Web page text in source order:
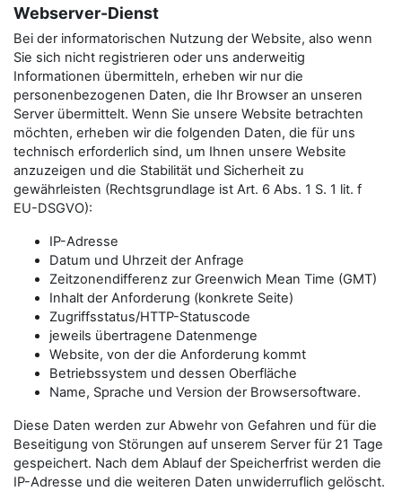
Webserver-Dienst
Bei der informatorischen Nutzung der Website, also wenn
Sie sich nicht registrieren oder uns anderweitig
Informationen übermitteln, erheben wir nur die
personenbezogenen Daten, die Ihr Browser an unseren
Server übermittelt. Wenn Sie unsere Website betrachten
möchten, erheben wir die folgenden Daten, die für uns
technisch erforderlich sind, um Ihnen unsere Website
anzuzeigen und die Stabilität und Sicherheit zu
gewährleisten (Rechtsgrundlage ist Art. 6 Abs. 1 S. 1 lit. f
EU-DSGVO):
IP-Adresse
Datum und Uhrzeit der Anfrage
Zeitzonendifferenz zur Greenwich Mean Time (GMT)
Inhalt der Anforderung (konkrete Seite)
Zugriffsstatus/HTTP-Statuscode
jeweils übertragene Datenmenge
Website, von der die Anforderung kommt
Betriebssystem und dessen Oberfläche
Name, Sprache und Version der Browsersoftware.
Diese Daten werden zur Abwehr von Gefahren und für die
Beseitigung von Störungen auf unserem Server für 21 Tage
gespeichert. Nach dem Ablauf der Speicherfrist werden die
IP-Adresse und die weiteren Daten unwiderruflich gelöscht.